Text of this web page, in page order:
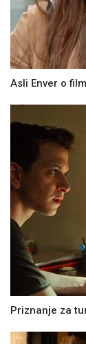
Asli Enver o
Priznanje za